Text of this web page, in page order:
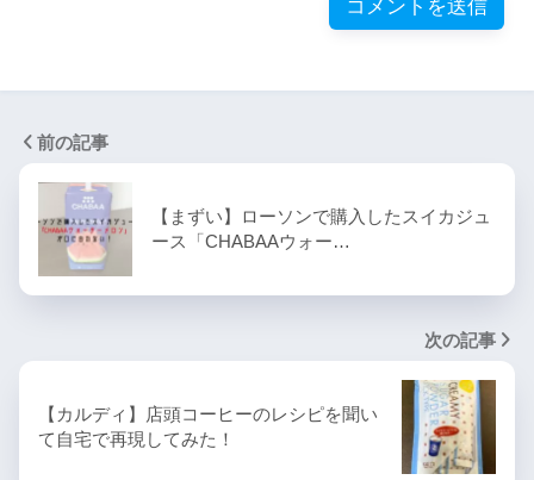
前の記事
【まずい】ローソンで購入したスイカジュ
ース「CHABAAウォー…
次の記事
【カルディ】店頭コーヒーのレシピを聞い
て自宅で再現してみた！